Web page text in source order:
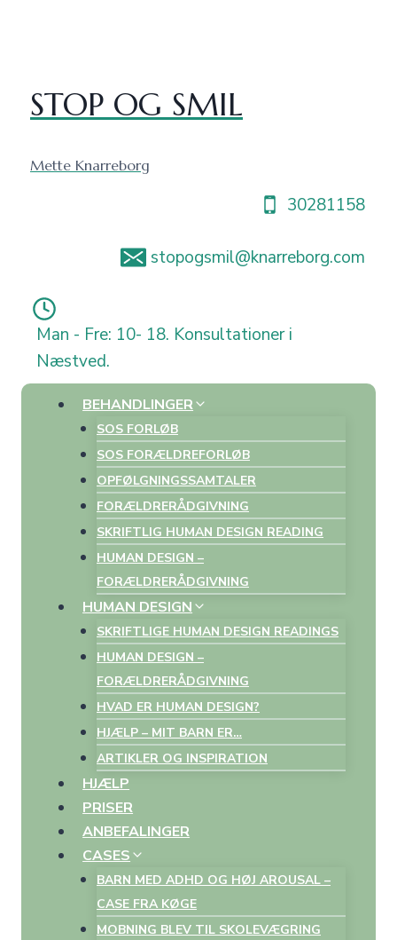
STOP OG SMIL
Mette Knarreborg
30281158
stopogsmil@knarreborg.com
Man - Fre: 10- 18. Konsultationer i
Næstved.
BEHANDLINGER
SOS FORLØB
SOS FORÆLDREFORLØB
OPFØLGNINGSSAMTALER
FORÆLDRERÅDGIVNING
SKRIFTLIG HUMAN DESIGN READING
HUMAN DESIGN –
FORÆLDRERÅDGIVNING
HUMAN DESIGN
SKRIFTLIGE HUMAN DESIGN READINGS
HUMAN DESIGN –
FORÆLDRERÅDGIVNING
HVAD ER HUMAN DESIGN?
HJÆLP – MIT BARN ER…
ARTIKLER OG INSPIRATION
HJÆLP
PRISER
ANBEFALINGER
CASES
BARN MED ADHD OG HØJ AROUSAL –
CASE FRA KØGE
MOBNING BLEV TIL SKOLEVÆGRING